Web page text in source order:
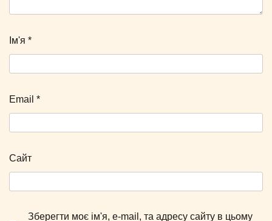
Ім'я *
Email *
Сайт
Зберегти моє ім'я, e-mail, та адресу сайту в цьому